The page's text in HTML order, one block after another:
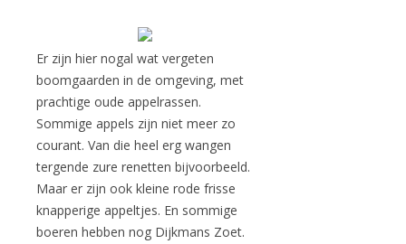
Er zijn hier nogal wat vergeten
boomgaarden in de omgeving, met
prachtige oude appelrassen.
Sommige appels zijn niet meer zo
courant. Van die heel erg wangen
tergende zure renetten bijvoorbeeld.
Maar er zijn ook kleine rode frisse
knapperige appeltjes. En sommige
boeren hebben nog Dijkmans Zoet.